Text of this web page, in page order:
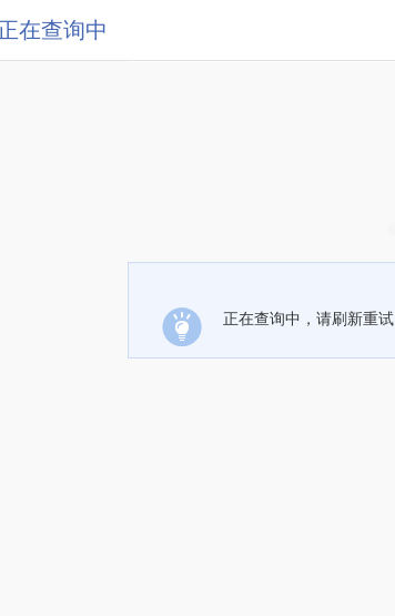
在查询中
正在查询中，请刷新重试